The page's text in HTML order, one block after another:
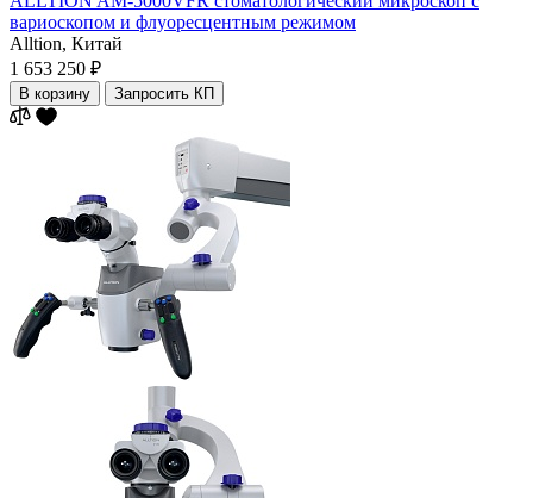
вариоскопом и флуоресцентным режимом
Alltion, Китай
1 653 250 ₽
В корзину Запросить КП